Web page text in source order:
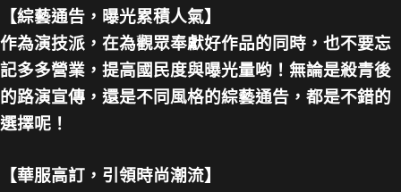
【綜藝通告，曝光累積人氣】
作為演技派，在為觀眾奉獻好作品的同時，也不要忘
記多多營業，提高國民度與曝光量哟！無論是殺青後
的路演宣傳，還是不同風格的綜藝通告，都是不錯的
選擇呢！
【華服高訂，引領時尚潮流】